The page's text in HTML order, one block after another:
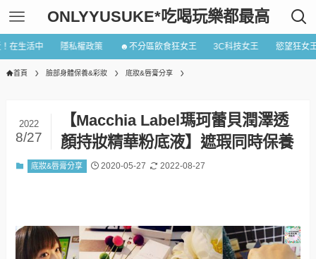
ONLYYUSUKE*吃喝玩樂都最高
在生活中 隱私權政策 ☻不分區飲食狂女王 3C科技女王 慾望狂女
首頁 臉部身體保養&彩妝 底妝&唇膏分享
【Macchia Label瑪珂蕾貝潤澤透
顏持妝精華粉底液】遮瑕同時保養
2022
8/27
底妝&唇膏分享 2020-05-27 2022-08-27